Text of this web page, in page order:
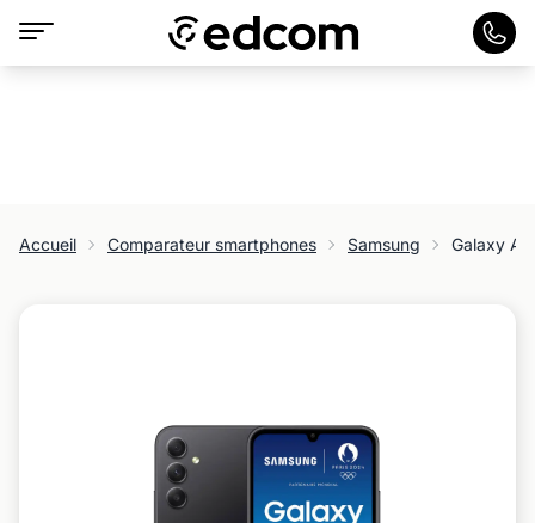
Accueil Comparateur smartphones Samsung Galaxy